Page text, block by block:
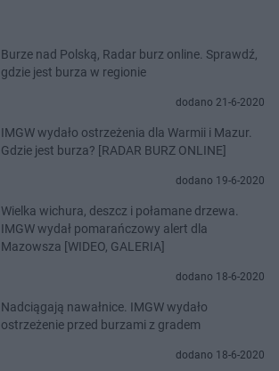
Burze nad Polską, Radar burz online. Sprawdź,
gdzie jest burza w regionie
dodano 21-6-2020
IMGW wydało ostrzeżenia dla Warmii i Mazur.
Gdzie jest burza? [RADAR BURZ ONLINE]
dodano 19-6-2020
Wielka wichura, deszcz i połamane drzewa.
IMGW wydał pomarańczowy alert dla
Mazowsza [WIDEO, GALERIA]
dodano 18-6-2020
Nadciągają nawałnice. IMGW wydało
ostrzeżenie przed burzami z gradem
dodano 18-6-2020